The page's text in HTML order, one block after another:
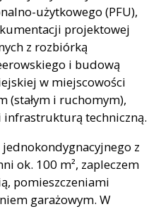
użytkowego (PFU),
projektowej
z rozbiórką
i budową
w miejscowości
(stałym i ruchomym),
techniczną.
z
ok. 100 m², zapleczem
pomieszczeniami
garażowym. W